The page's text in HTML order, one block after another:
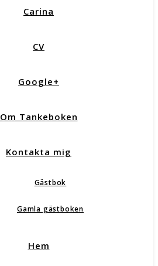
Carina
CV
Google+
Om Tankeboken
Kontakta mig
Gästbok
Gamla gästboken
Hem